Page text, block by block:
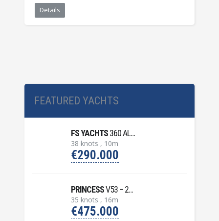
Details
FEATURED YACHTS
FS YACHTS360 ALLURE – 2023
38 knots , 10m
€290.000
PRINCESSV53 – 2007
35 knots , 16m
€475.000